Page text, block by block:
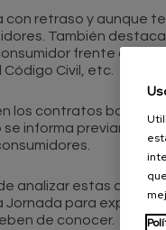
con retraso y aunque
También
frente a
Civil, etc.
los contratos
se informa
analizar estas dos
Jornada para explicar
de conocer.